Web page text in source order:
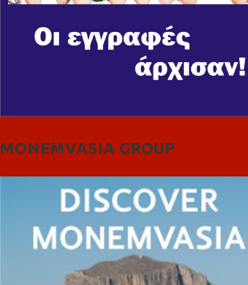
MONEMVASIA GROUP